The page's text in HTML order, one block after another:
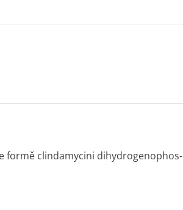
formě clindamycini dihydrogenophos­